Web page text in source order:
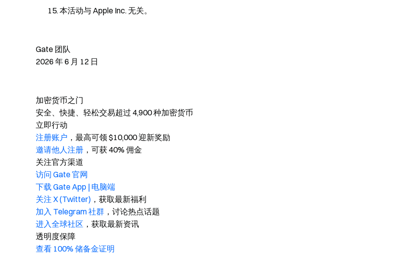
本活动与 Apple Inc. 无关。
Gate 团队
2026 年 6 月 12 日
加密货币之门
安全、快捷、轻松交易超过 4,900 种加密货币
立即行动
注册账户 ，最高可领 $10,000 迎新奖励
邀请他人注册 ，可获 40% 佣金
关注官方渠道
访问 Gate 官网
下载 Gate App | 电脑端
关注 X (Twitter) ，获取最新福利
加入 Telegram 社群 ，讨论热点话题
进入全球社区 ，获取最新资讯
透明度保障
查看 100% 储备金证明